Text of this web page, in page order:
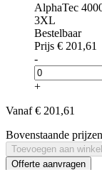
AlphaTec
3XL
Bestelbaar
Prijs € 201,61
-
+
Vanaf € 201,61
Bovenstaande
Toevoegen aan
Offerte aanvragen